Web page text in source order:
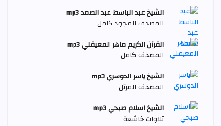
الشيخ عبد الباسط عبد الصمد mp3
المصحف المجود كامل
القرآن الكريم ماهر المعيقلي mp3
المصحف كامل
الشيخ ياسر الدوسري mp3
المصحف المرتل
الشيخ اسلام صبحي mp3
تلاوات خاشعة